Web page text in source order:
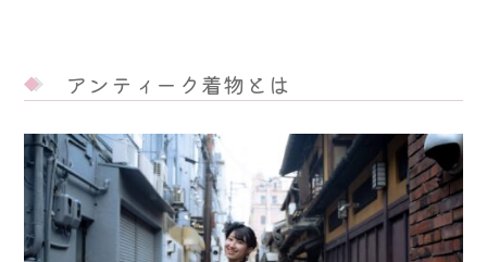
アンティーク着物とは